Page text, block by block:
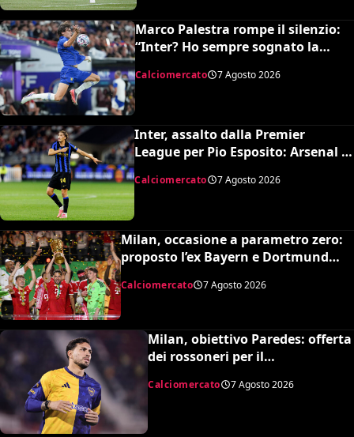
Marco Palestra rompe il silenzio:
“Inter? Ho sempre sognato la
Premier League e il Chelsea”
Calciomercato 7 Agosto 2026
Inter, assalto dalla Premier
League per Pio Esposito: Arsenal e
Calciomercato 7 Agosto 2026
Milan, occasione a parametro zero:
proposto l’ex Bayern e Dortmund
Raphaël Guerreiro per il nuovo
modulo
Calciomercato 7 Agosto 2026
Milan, obiettivo Paredes: offerta
dei rossoneri per il
Calciomercato 7 Agosto 2026